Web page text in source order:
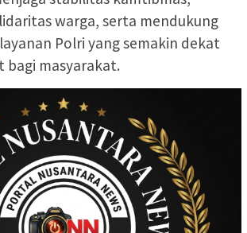
warga, serta mendukung
Polri yang semakin dekat
bagi masyarakat.